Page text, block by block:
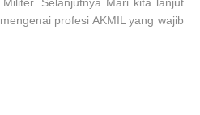
profesi AKMIL yang wajib